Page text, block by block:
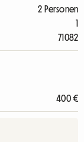
2 Personen
1
71082
400 €